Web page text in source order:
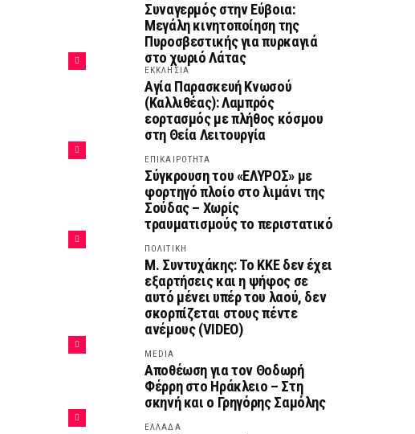
Συναγερμός στην Εύβοια:
Μεγάλη κινητοποίηση της
Πυροσβεστικής για πυρκαγιά
στο χωριό Λάτας
ΕΚΚΛΗΣΙΑ
Αγία Παρασκευή Κνωσού
(Καλλιθέας): Λαμπρός
εορτασμός με πλήθος κόσμου
στη Θεία Λειτουργία
ΕΠΙΚΑΙΡΟΤΗΤΑ
Σύγκρουση του «ΕΛΥΡΟΣ» με
φορτηγό πλοίο στο λιμάνι της
Σούδας – Χωρίς
τραυματισμούς το περιστατικό
ΠΟΛΙΤΙΚΗ
Μ. Συντυχάκης: Το ΚΚΕ δεν έχει
εξαρτήσεις και η ψήφος σε
αυτό μένει υπέρ του λαού, δεν
σκορπίζεται στους πέντε
ανέμους (VIDEO)
MEDIA
Αποθέωση για τον Θοδωρή
Φέρρη στο Ηράκλειο – Στη
σκηνή και ο Γρηγόρης Σαμόλης
ΕΛΛΑΔΑ